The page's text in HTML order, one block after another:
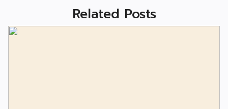
Related Posts